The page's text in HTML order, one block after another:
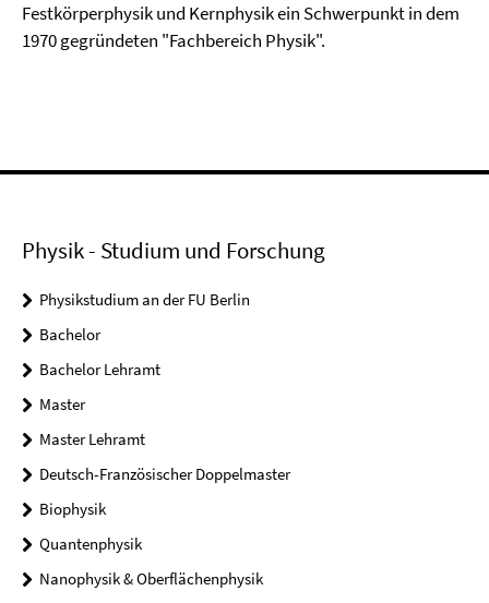
Festkörperphysik und Kernphysik ein Schwerpunkt in dem
1970 gegründeten "Fachbereich Physik".
Physik - Studium und Forschung
Physikstudium an der FU Berlin
Bachelor
Bachelor Lehramt
Master
Master Lehramt
Deutsch-Französischer Doppelmaster
Biophysik
Quantenphysik
Nanophysik & Oberflächenphysik